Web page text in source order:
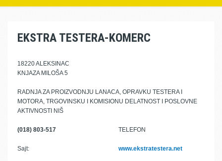
EKSTRA TESTERA-KOMERC
18220 ALEKSINAC
KNJAZA MILOŠA 5
RADNJA ZA PROIZVODNJU LANACA, OPRAVKU TESTERA I
MOTORA, TRGOVINSKU I KOMISIONU DELATNOST I POSLOVNE
AKTIVNOSTI NIŠ
(018) 803-517 TELEFON
Sajt: www.ekstratestera.net